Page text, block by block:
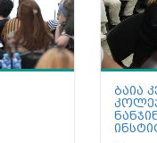
ბაია